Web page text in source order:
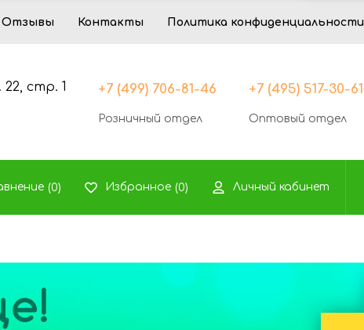
Отзывы Контакты Политика конфиденциальности
стр. 1 +7 (499) 706-81-46
Розничный отдел
+7 (495) 517-30-61
Оптовый отдел
(0) Избранное (0) Личный кабинет